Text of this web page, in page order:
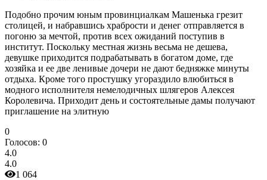
Подобно прочим юным провинциалкам Машенька грезит
столицей, и набравшись храбрости и денег отправляется в
погоню за мечтой, против всех ожиданий поступив в
институт. Поскольку местная жизнь весьма не дешева,
девушке приходится подрабатывать в богатом доме, где
хозяйка и ее две ленивые дочери не дают бедняжке минуты
отдыха. Кроме того простушку угораздило влюбиться в
модного исполнителя немелодичных шлягеров Алексея
Королевича. Приходит день и состоятельные дамы получают
приглашение на элитную
0
Голосов: 0
4.0
4.0
1 064